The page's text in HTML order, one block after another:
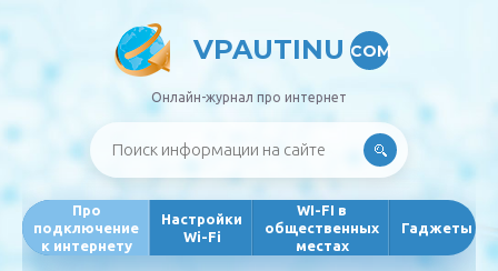
VPAUTINU COM
Онлайн-журнал про интернет
Про
подключение
к интернету
Настройки
Wi-Fi
WI-FI в
общественных
местах
Гаджеты